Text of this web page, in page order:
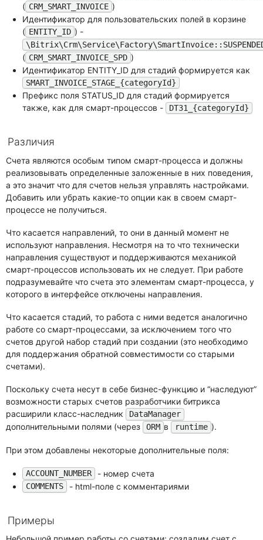
( CRM_SMART_INVOICE )
Идентификатор для пользовательских полей в корзине
( ENTITY_ID ) -
( CRM_SMART_INVOICE_SPD )
Идентификатор ENTITY_ID для стадий формируется как
SMART_INVOICE_STAGE_{categoryId}
Префикс поля STATUS_ID для стадий формируется
также, как для смарт-процессов -
DT31_{categoryId}
Различия
Счета являются особым типом смарт-процесса и должны
реализовывать определенные заложенные в них поведения,
а это значит что для счетов нельзя управлять настройками.
Добавить или убрать какие-то опции как в своем смарт-
процессе не получиться.
Что касается направлений, то они в данный момент не
используют направления. Несмотря на то что технически
направления существуют и поддерживаются механикой
смарт-процессов использовать их не следует. При работе
подразумевайте что счета это элементам смарт-процесса, у
которого в интерфейсе отключены направления.
Что касается стадий, то работа с ними ведется аналогично
работе со смарт-процессами, за исключением того что
счетов другой набор стадий при создании (это необходимо
для поддержания обратной совместимости со старыми
счетами).
Поскольку счета несут в себе бизнес-функцию и “наследуют”
возможности старых счетов разработчики битрикса
расширили класс-наследник
DataManager
дополнительными полями (через ORM в runtime ).
При этом добавлены некоторые дополнительные поля:
ACCOUNT_NUMBER - номер счета
COMMENTS - html-поле с комментариями
Примеры